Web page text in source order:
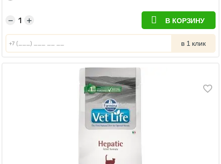
+
− В КОРЗИНУ
в 1 клик